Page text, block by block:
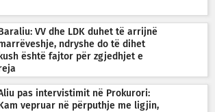
Baraliu: VV dhe LDK duhet të arrijnë
ndryshe do të dihet
kush është fajtor për zgjedhjet e
pas intervistimit në Prokurori:
Kam vepruar në përputhje me ligjin,